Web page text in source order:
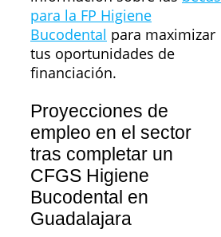
para la FP Higiene
Bucodental para maximizar
tus oportunidades de
financiación.
Proyecciones de
empleo en el sector
tras completar un
CFGS Higiene
Bucodental en
Guadalajara